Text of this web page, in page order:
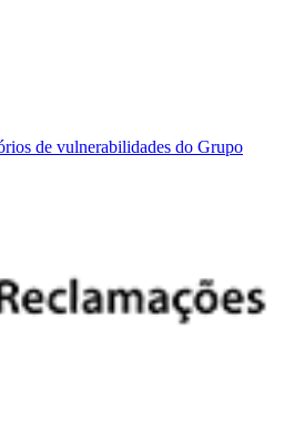
de vulnerabilidades do Grupo